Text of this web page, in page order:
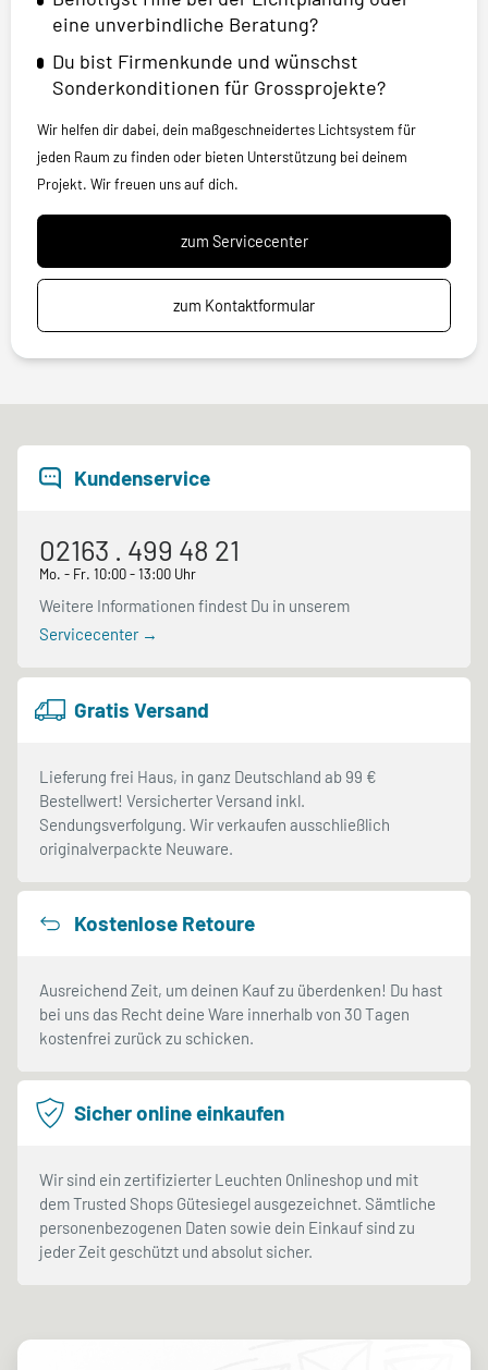
eine unverbindliche Beratung?
Du bist Firmenkunde und wünschst
Sonderkonditionen für Grossprojekte?
Wir helfen dir dabei, dein maßgeschneidertes Lichtsystem für
jeden Raum zu finden oder bieten Unterstützung bei deinem
Projekt. Wir freuen uns auf dich.
zum Servicecenter
zum Kontaktformular
Kundenservice
02163 . 499 48 21
Mo. - Fr. 10:00 - 13:00 Uhr
Weitere Informationen findest Du in unserem
Servicecenter →
Gratis Versand
Lieferung frei Haus, in ganz Deutschland ab 99 €
Bestellwert! Versicherter Versand inkl.
Sendungsverfolgung. Wir verkaufen ausschließlich
originalverpackte Neuware.
Kostenlose Retoure
Ausreichend Zeit, um deinen Kauf zu überdenken! Du hast
bei uns das Recht deine Ware innerhalb von 30 Tagen
kostenfrei zurück zu schicken.
Sicher online einkaufen
Wir sind ein zertifizierter Leuchten Onlineshop und mit
dem Trusted Shops Gütesiegel ausgezeichnet. Sämtliche
personenbezogenen Daten sowie dein Einkauf sind zu
jeder Zeit geschützt und absolut sicher.